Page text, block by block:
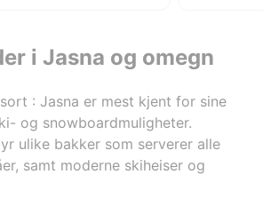
transfer
simple,
i Jasna og omegn
: Jasna er mest kjent for sine
og snowboardmuligheter.
ulike bakker som serverer alle
samt moderne skiheiser og